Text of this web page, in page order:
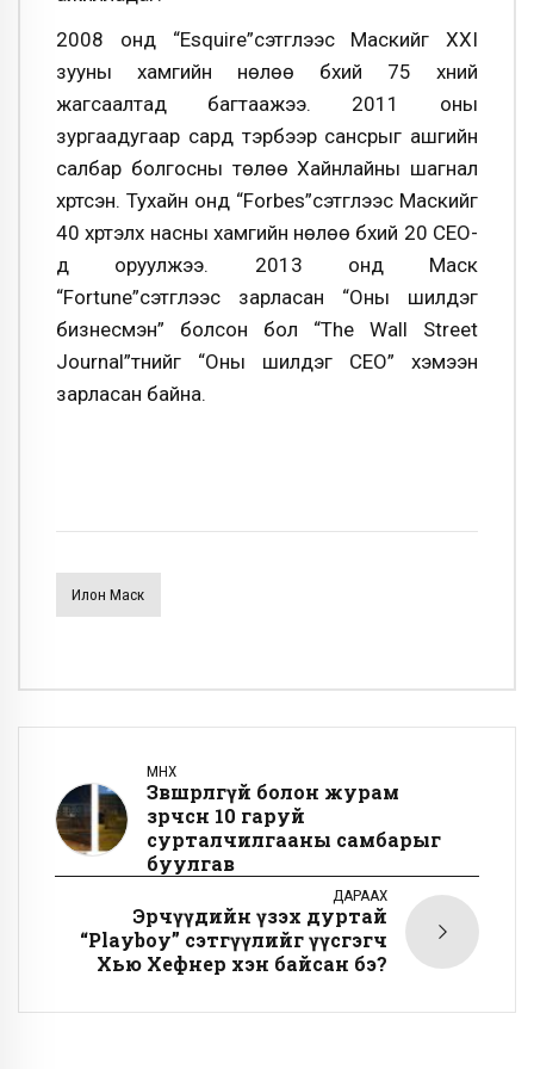
2008 онд “Esquire”сэтгүүлээс Маскийг XXI
зууны хамгийн нөлөө бүхий 75 хүний
жагсаалтад багтаажээ. 2011 оны
зургаадугаар сард тэрбээр сансрыг ашгийн
салбар болгосны төлөө Хайнлайны шагнал
хүртсэн. Тухайн онд “Forbes”сэтгүүлээс Маскийг
40 хүртэлх насны хамгийн нөлөө бүхий 20 СЕО-
д оруулжээ. 2013 онд Маск
“Fortune”сэтгүүлээс зарласан “Оны шилдэг
бизнесмэн” болсон бол “The Wall Street
Journal”түүнийг “Оны шилдэг СЕО” хэмээн
зарласан байна.
Илон Маск
ӨМНӨХ
Зөвшөөрөлгүй болон журам
зөрчсөн 10 гаруй
сурталчилгааны самбарыг
буулгав
ДАРААХ
Эрчүүдийн үзэх дуртай
“Playboy” сэтгүүлийг үүсгэгч
Хью Хефнер хэн байсан бэ?